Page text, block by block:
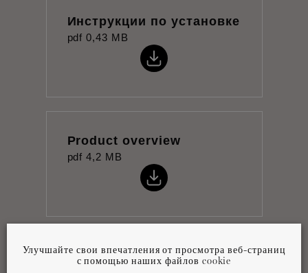
Инструкции по установке
pdf 0,43 MB
Product overview
pdf 4,2 MB
Технический паспорт
Улучшайте свои впечатления от просмотра веб-страниц
с помощью наших файлов cookie